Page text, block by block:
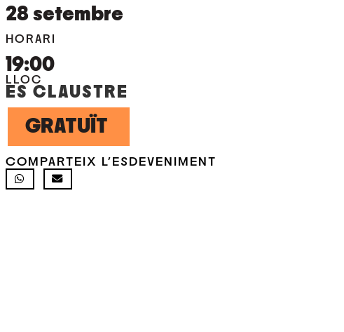
28 setembre
HORARI
19:00
LLOC
ES CLAUSTRE
GRATUÏT
COMPARTEIX L'ESDEVENIMENT